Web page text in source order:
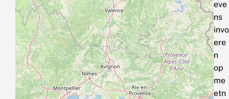
eve
ns
invo
ere
n
op
me
etn